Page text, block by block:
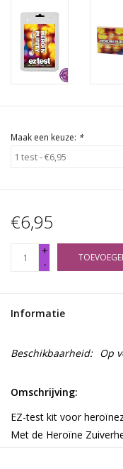
Maak een keuze: *
€6,95
+
-
Informatie
Beschikbaarheid: Op
Omschrijving:
EZ-test kit voor
Met de Heroïne